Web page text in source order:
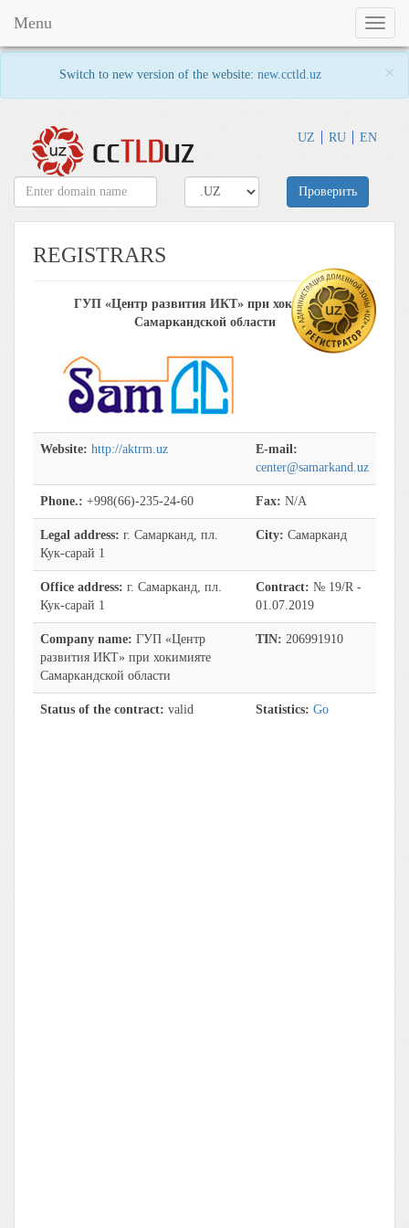
Switch to new version of the website: new.cctld.uz ×
UZ RU EN
Toggle
Menu
Проверить
REGISTRARS
ГУП «Центр развития ИКТ» при хокимияте
Самаркандской области
Website: http://aktrm.uz
E-mail:
center@samarkand.uz
Phone.: +998(66)-235-24-60 Fax: N/A
Legal address: г. Самарканд, пл.
Кук-сарай 1
City: Самарканд
Office address: г. Самарканд, пл.
Кук-сарай 1
Contract: № 19/R -
01.07.2019
Company name: ГУП «Центр
развития ИКТ» при хокимияте
Самаркандской области
TIN: 206991910
Status of the contract: valid Statistics: Go